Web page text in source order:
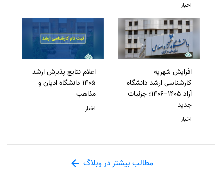
اخبار
افزایش شهریه
کارشناسی ارشد دانشگاه
آزاد 1405–1406؛ جزئیات
جدید
اخبار
اعلام نتایج پذیرش ارشد
1405 دانشگاه ادیان و
مذاهب
اخبار
مطالب بیشتر در وبلاگ